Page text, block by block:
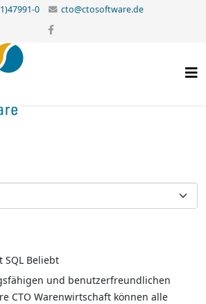
0 cto@ctosoftware.de
SQL Beliebt
und benutzerfreundlichen
CTO Warenwirtschaft können alle